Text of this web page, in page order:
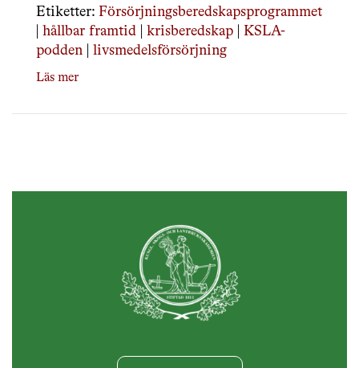
Etiketter: Försörjningsberedskapsprogrammet
hållbar framtid krisberedskap
KSLA-
podden
livsmedelsförsörjning
Läs mer